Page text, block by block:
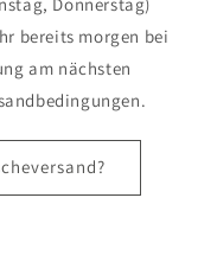
bereits morgen bei
am nächsten